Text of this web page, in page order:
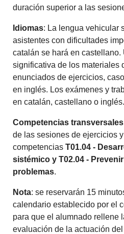
duración superior a las
Idiomas: La lengua vehicular
asistentes con dificultades
catalán se hará en castellano.
significativa de los materiales
enunciados de ejercicios,
en inglés. Los exámenes y
en catalán, castellano o inglés.
Competencias transversales
de las sesiones de ejercicios
competenciasT01.04 -
sistémico y T02.04 -
problemas.
Nota: se reservarán 15
calendario establecido por el
para que el alumnado rellene
evaluación de la actuación